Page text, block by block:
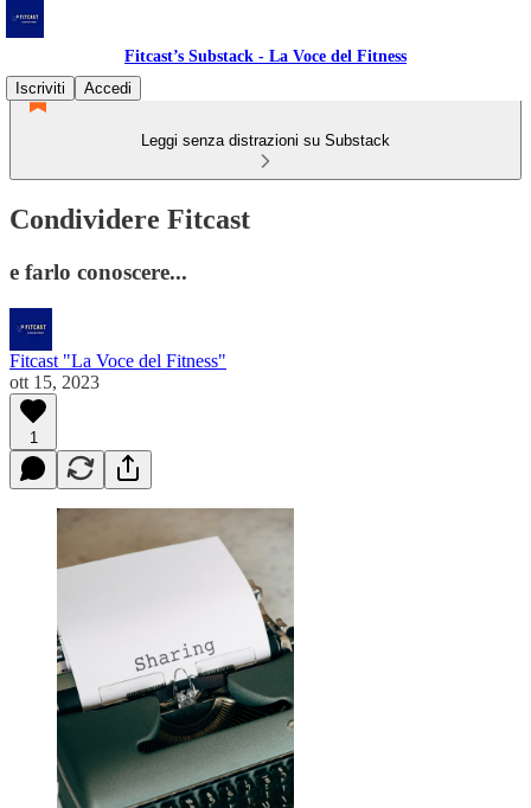
Fitcast’s Substack - La Voce del Fitness
Iscriviti
Accedi
Leggi senza distrazioni su Substack
Condividere Fitcast
e farlo conoscere...
Fitcast "La Voce del Fitness"
ott 15, 2023
1